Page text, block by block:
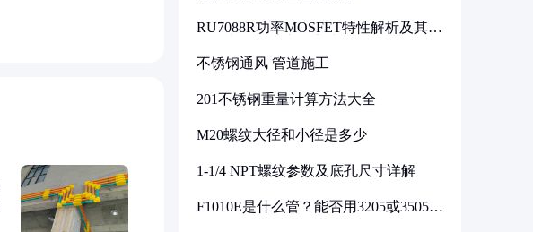
RU7088R功率MOSFET特性解析及其在
不锈钢通风 管道施工
201不锈钢重量计算方法大全
M20螺纹大径和小径是多少
1-1/4 NPT螺纹参数及底孔尺寸详解
F1010E是什么管？能否用3205或3505代